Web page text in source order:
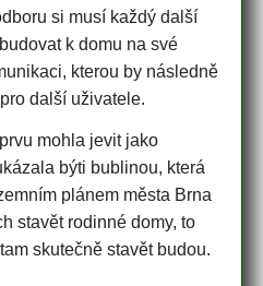
si musí každý další
k domu na své
kterou by následně
další uživatele.
mohla jevit jako
býti bublinou, která
plánem města Brna
stavět rodinné domy, to
skutečně stavět budou.